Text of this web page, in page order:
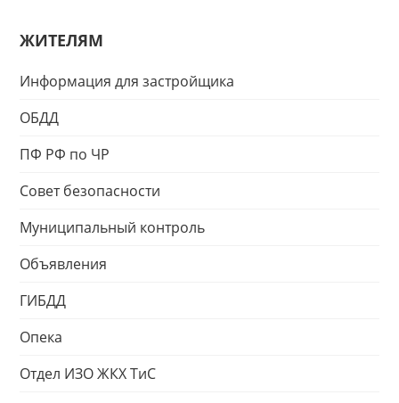
ЖИТЕЛЯМ
Информация для застройщика
ОБДД
ПФ РФ по ЧР
Совет безопасности
Муниципальный контроль
Объявления
ГИБДД
Опека
Отдел ИЗО ЖКХ ТиС